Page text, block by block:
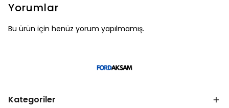
Yorumlar
Bu ürün için henüz yorum yapılmamış.
Kategoriler